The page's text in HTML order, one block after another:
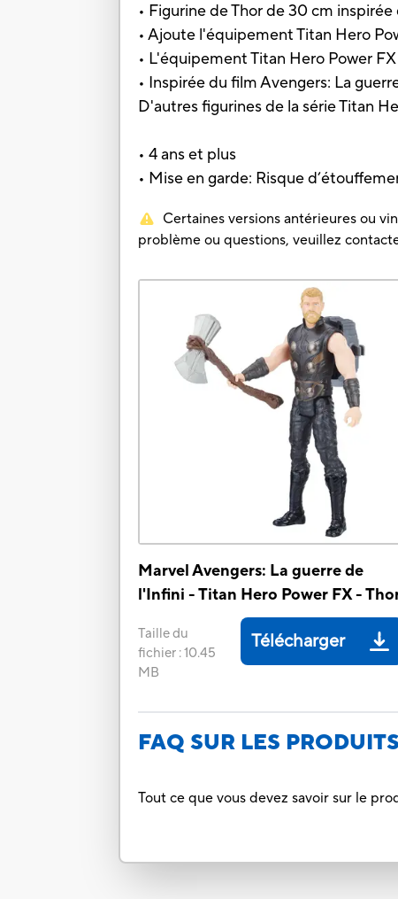
• Figurine de Thor de 30 cm
• Ajoute l'équipement Titan Hero
• L'équipement Titan Hero Power
• Inspirée du film Avengers: La
D'autres figurines de la série Titan
• 4 ans et plus
• Mise en garde: Risque
Certaines versions antérieures ou
problème ou questions, veuillez
Marvel Avengers: La guerre de
l'Infini - Titan Hero Power FX -
Taille du
fichier :10.45
MB
Télécharger
FAQ SUR LES PRODUITS
Tout ce que vous devez savoir sur le